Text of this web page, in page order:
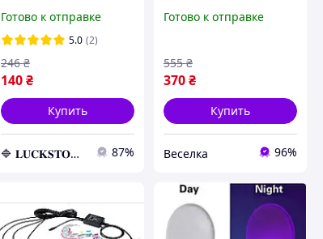
подсветка для унитаза,
Подсветка с датчиком
движения
Готово к отправке
5.0 (2)
140 ₴
246 ₴
Купить
🔷 𝐋𝐔𝐂𝐊𝐒𝐓𝐎𝐑𝐄 🔷 – Абсолютно все товары по непревзойденным ценам! 87%
режима освещения
энергосберегающая
FLAME
Готово к отправке
370₴
555 ₴
Купить
Веселка 96%